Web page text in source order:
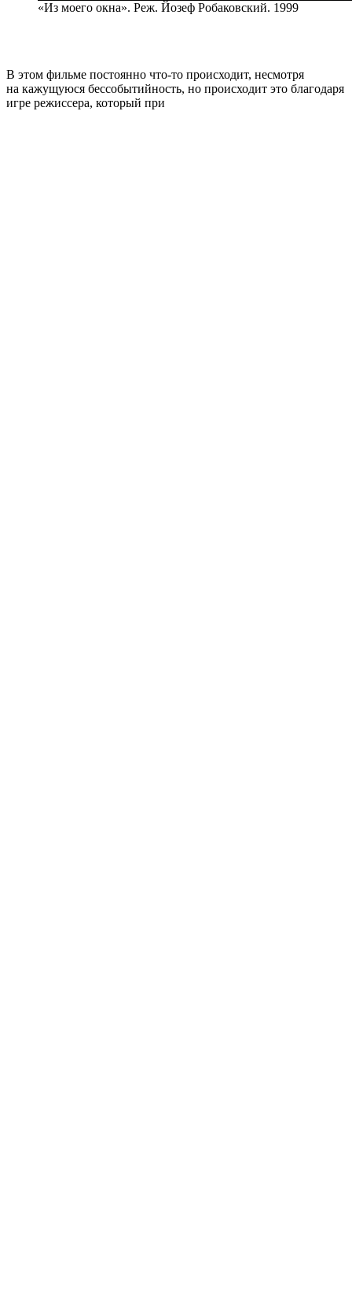
«Из моего окна». Реж. Йозеф Робаковский. 1999
В этом фильме постоянно что-то происходит, несмотря
на кажущуюся бессобытийность, но происходит это благодаря
игре режиссера, который при